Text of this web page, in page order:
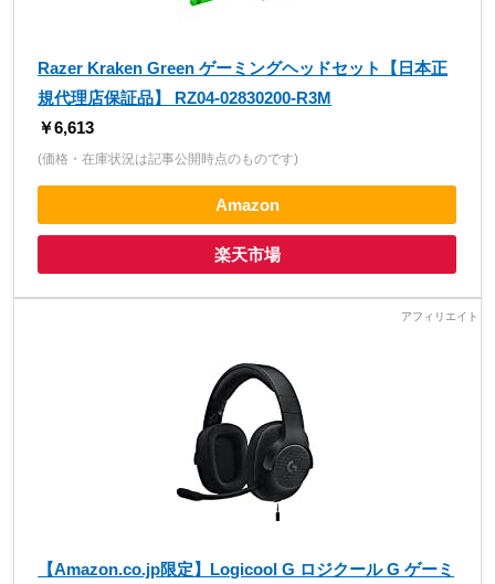
Razer Kraken Green ゲーミングヘッドセット【日本正
規代理店保証品】 RZ04-02830200-R3M
￥6,613
(価格・在庫状況は記事公開時点のものです)
Amazon
楽天市場
【Amazon.co.jp限定】Logicool G ロジクール G ゲーミ